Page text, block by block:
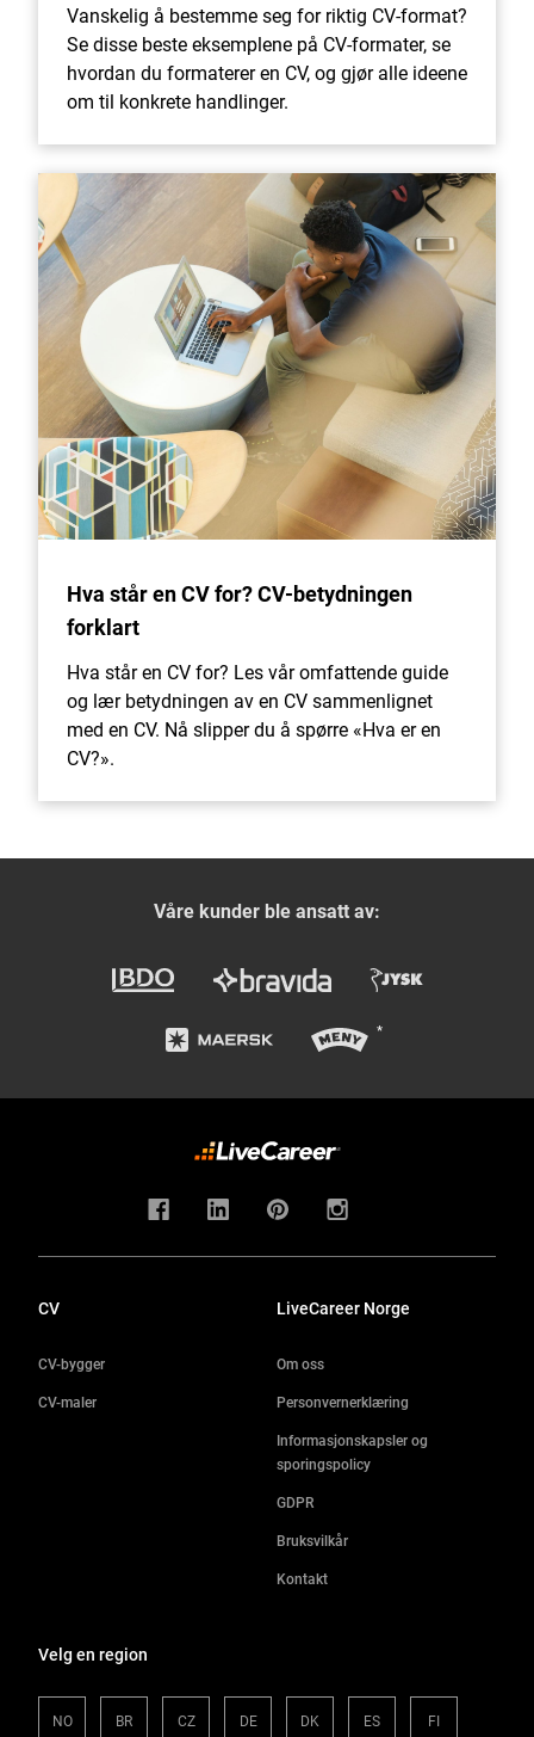
Vanskelig å bestemme seg for riktig CV-format?
Se disse beste eksemplene på CV-formater, se
hvordan du formaterer en CV, og gjør alle ideene
om til konkrete handlinger.
Hva står en CV for? CV-betydningen
forklart
Hva står en CV for? Les vår omfattende guide
og lær betydningen av en CV sammenlignet
med en CV. Nå slipper du å spørre «Hva er en
CV?».
Våre kunder ble ansatt av:
CV
CV-bygger
CV-maler
LiveCareer Norge
Om oss
Personvernerklæring
Informasjonskapsler og
sporingspolicy
GDPR
Bruksvilkår
Kontakt
Velg en region
NO BR CZ DE DK ES FI